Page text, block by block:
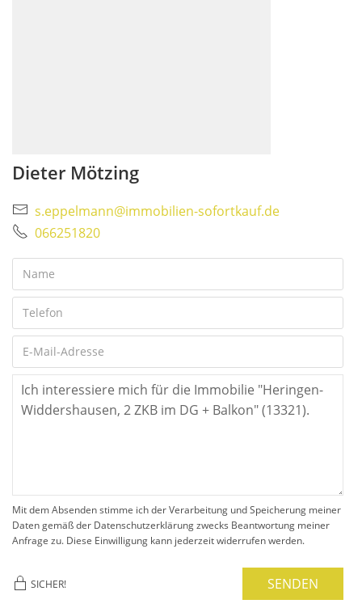
Dieter Mötzing
s.eppelmann@immobilien-sofortkauf.de
066251820
Mit dem Absenden stimme ich der Verarbeitung und Speicherung meiner
Daten gemäß der Datenschutzerklärung zwecks Beantwortung meiner
Anfrage zu. Diese Einwilligung kann jederzeit widerrufen werden.
SICHER! SENDEN